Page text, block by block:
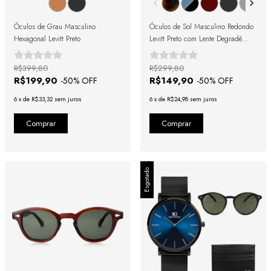
Óculos de Grau Masculino
Hexagonal Levitt Preto
R$199,90 -50% OFF
R$399,80
6 x de R$33,32 sem juros
Óculos de Sol Masculino Redondo
Levitt Preto com Lente Degradê
Preto
R$149,90 -50% OFF
R$299,80
6 x de R$24,98 sem juros
Esgotado